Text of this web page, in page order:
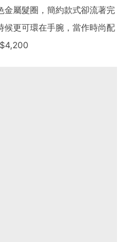
金屬髮圈，簡約款式卻流著完
候更可環在手腕，當作時尚配